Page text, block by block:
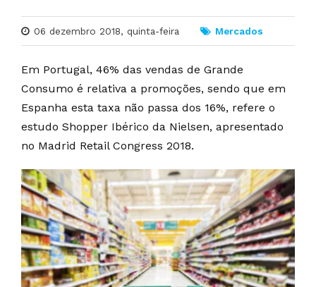
06 dezembro 2018, quinta-feira Mercados
Em Portugal, 46% das vendas de Grande
Consumo é relativa a promoções, sendo que em
Espanha esta taxa não passa dos 16%, refere o
estudo Shopper Ibérico da Nielsen, apresentado
no Madrid Retail Congress 2018.